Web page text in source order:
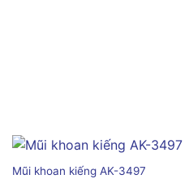
Mũi khoan kiếng AK-3497